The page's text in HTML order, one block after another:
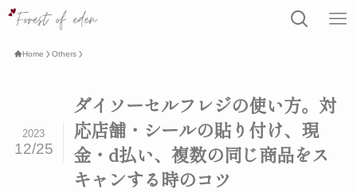
Home Others
ダイソーセルフレジの使い方。対
応店舗・シールの貼り付け、現
金・d払い、複数の同じ商品をス
キャンする時のコツ
2023
12/25